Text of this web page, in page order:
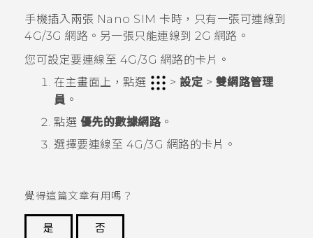
手機插入兩張 Nano SIM 卡時，只有一張可連線到
4G/3G 網路。另一張只能連線到 2G 網路。
您可設定要連線至 4G/3G 網路的卡片。
在主畫面上，點選 > 設定 > 雙網路管理
員 。
點選 優先的數據網路。
選擇要連線至 4G/3G 網路的卡片。
覺得這篇文章有用嗎？
是
否